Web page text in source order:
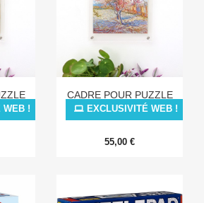
WEB !
CADRE POUR PUZZLE
L
55,00 €
EXCLUSIVITÉ WEB !